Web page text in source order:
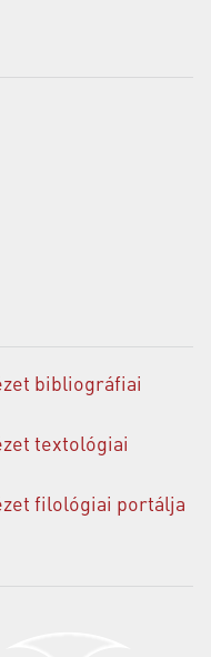
bibliográfiai
textológiai
filológiai portálja